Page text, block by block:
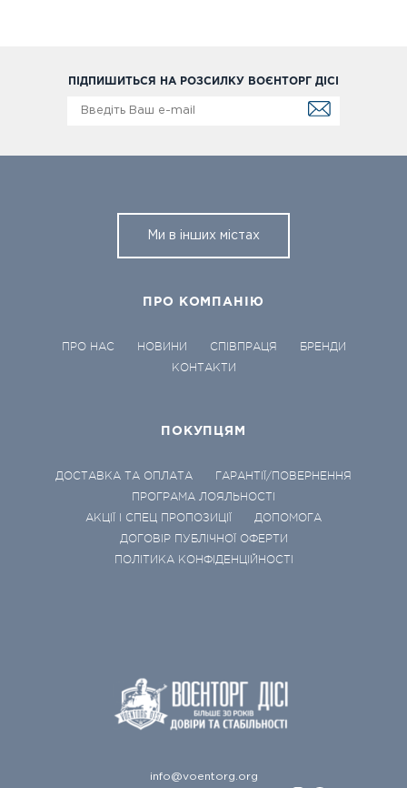
ПІДПИШИТЬСЯ НА РОЗСИЛКУ ВОЄНТОРГ ДІСІ
Ми в інших містах
ПРО КОМПАНІЮ
ПРО НАС НОВИНИ СПІВПРАЦЯ
БРЕНДИ
КОНТАКТИ
ПОКУПЦЯМ
ДОСТАВКА ТА ОПЛАТА
ГАРАНТІЇ/ПОВЕРНЕННЯ
ПРОГРАМА ЛОЯЛЬНОСТІ
АКЦІЇ І СПЕЦ ПРОПОЗИЦІЇ
ДОПОМОГА
ДОГОВІР ПУБЛІЧНОЇ ОФЕРТИ
ПОЛІТИКА КОНФІДЕНЦІЙНОСТІ
info@voentorg.org